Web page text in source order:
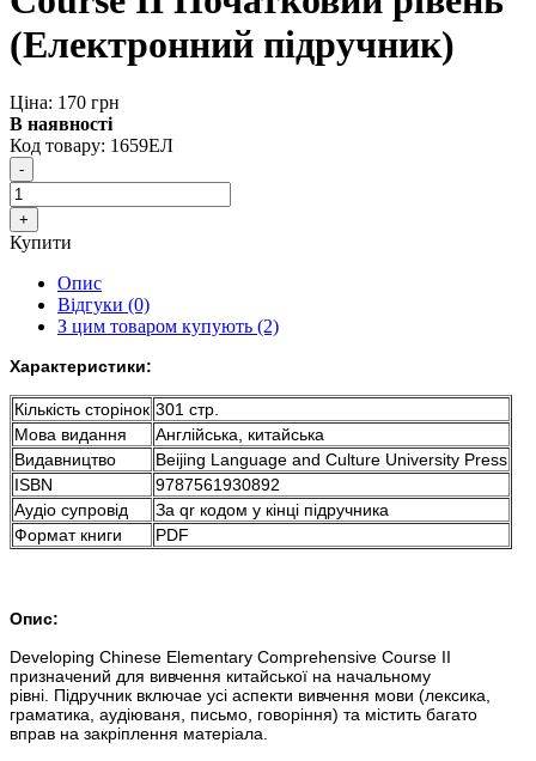
(Електронний підручник)
Ціна: 170 грн
В наявності
Код товару: 1659ЕЛ
Купити
Опис
Відгуки (0)
З цим товаром купують (2)
Характеристики:
Кількість сторінок 301 стр.
Мова видання
Англійська, китайська
Видавництво
Beijing Language and Culture University Press
ISBN
9787561930892
Аудіо супровід
За qr кодом у кінці підручника
Формат книги
PDF
Опис:
Developing Chinese Elementary Comprehensive Course II
призначений для вивчення китайської на начальному
рівні. Підручник включае усі аспекти вивчення мови (лексика,
граматика, аудіюваня, письмо, говоріння) та містить багато
вправ на закріплення матеріала.